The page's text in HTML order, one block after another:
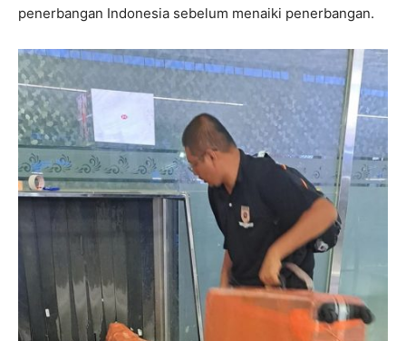
penerbangan Indonesia sebelum menaiki penerbangan.